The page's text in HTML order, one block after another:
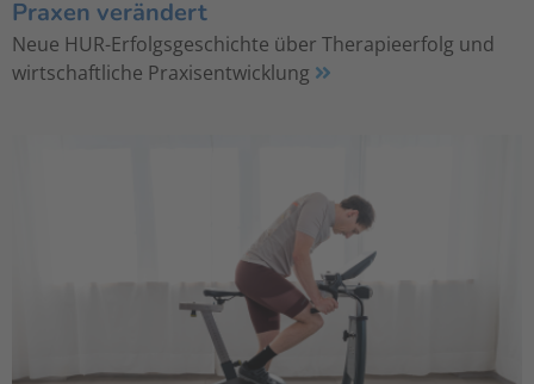
Praxen verändert
Neue HUR-Erfolgsgeschichte über Therapieerfolg und
wirtschaftliche Praxisentwicklung